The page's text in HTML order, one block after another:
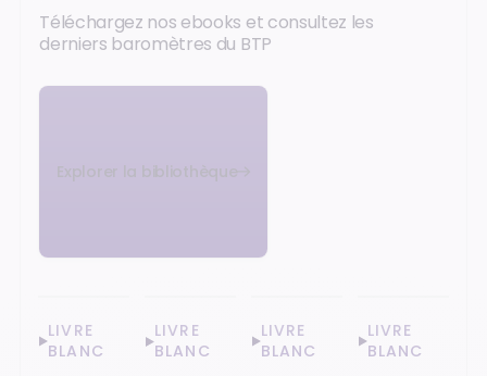
Téléchargez nos ebooks et consultez les
derniers baromètres du BTP
Explorer la bibliothèque
LIVRE
BLANC
LIVRE
BLANC
LIVRE
BLANC
LIVRE
BLANC